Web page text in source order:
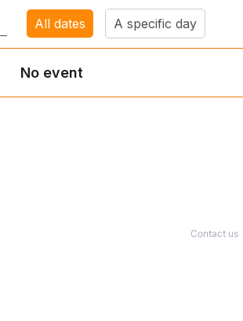
Contact us